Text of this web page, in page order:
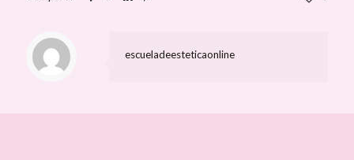
escueladeesteticaonline